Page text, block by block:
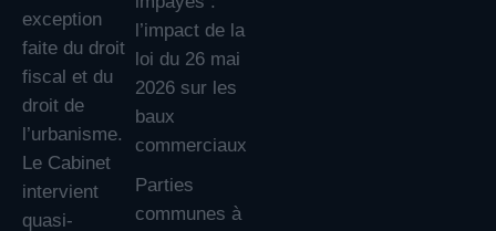
exception
faite du droit
fiscal et du
droit de
l’urbanisme.
Le Cabinet
intervient
quasi-
l’impact de la
loi du 26 mai
2026 sur les
baux
commerciaux
Parties
communes à